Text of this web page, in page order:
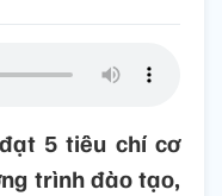
5 tiêu chí cơ
trình đào tạo,